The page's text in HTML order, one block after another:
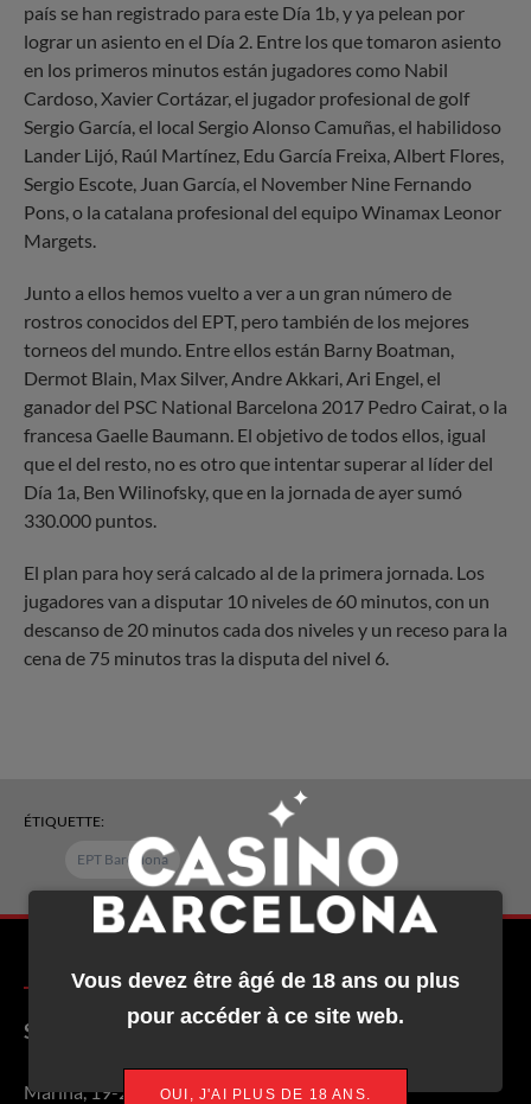
país se han registrado para este Día 1b, y ya pelean por
lograr un asiento en el Día 2. Entre los que tomaron asiento
en los primeros minutos están jugadores como Nabil
Cardoso, Xavier Cortázar, el jugador profesional de golf
Sergio García, el local Sergio Alonso Camuñas, el habilidoso
Lander Lijó, Raúl Martínez, Edu García Freixa, Albert Flores,
Sergio Escote, Juan García, el November Nine Fernando
Pons, o la catalana profesional del equipo Winamax Leonor
Margets.
Junto a ellos hemos vuelto a ver a un gran número de
rostros conocidos del EPT, pero también de los mejores
torneos del mundo. Entre ellos están Barny Boatman,
Dermot Blain, Max Silver, Andre Akkari, Ari Engel, el
ganador del PSC National Barcelona 2017 Pedro Cairat, o la
francesa Gaelle Baumann. El objetivo de todos ellos, igual
que el del resto, no es otro que intentar superar al líder del
Día 1a, Ben Wilinofsky, que en la jornada de ayer sumó
330.000 puntos.
El plan para hoy será calcado al de la primera jornada. Los
jugadores van a disputar 10 niveles de 60 minutos, con un
descanso de 20 minutos cada dos niveles y un receso para la
cena de 75 minutos tras la disputa del nivel 6.
ÉTIQUETTE:
EPT Barcelona
Situation et contact
Marina, 19-21
Vous devez être âgé de 18 ans ou plus
pour accéder à ce site web.
OUI, J'AI PLUS DE 18 ANS.